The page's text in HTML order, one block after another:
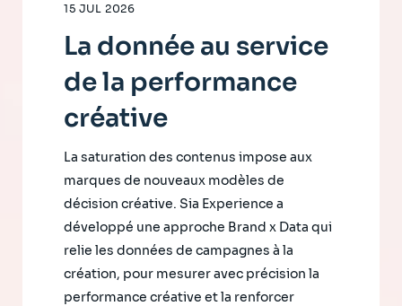
15 JUL 2026
La donnée au service
de la performance
créative
La saturation des contenus impose aux
marques de nouveaux modèles de
décision créative. Sia Experience a
développé une approche Brand x Data qui
relie les données de campagnes à la
création, pour mesurer avec précision la
performance créative et la renforcer